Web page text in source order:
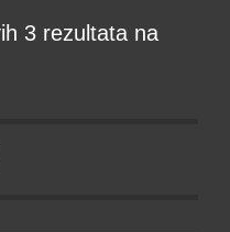
3 rezultata na